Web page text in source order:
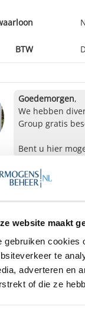
website maakt
gebruiken cookies
te
adverteren en
of die ze
BTW
Goedemorgen,
We hebben
Group gratis
Bent u hier
de beste
naar de voor u
en geheel
u een selectie
bij uw